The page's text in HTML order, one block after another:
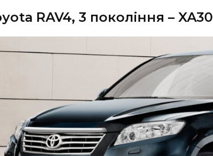
RAV4, 3 покоління – XA30